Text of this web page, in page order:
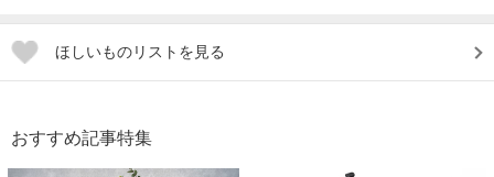
ほしいものリストを見る
おすすめ記事特集